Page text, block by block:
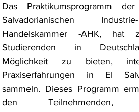
Das Praktikumsprogramm
Salvadorianischen
Handelskammer -AHK, hat
Studierenden in
Möglichkeit zu bieten,
Praxiserfahrungen in El
sammeln. Dieses Programm
den Teilnehmenden,